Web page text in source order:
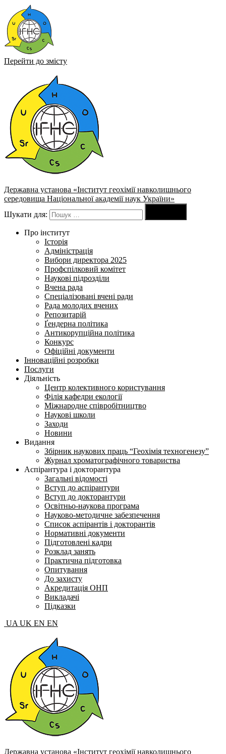
Перейти до змісту
Державна установа «Інститут геохімії навколишнього
середовища Національної академії наук України»
Шукати для:
Про інститут
Історія
Адміністрація
Вибори директора 2025
Профспілковий комітет
Наукові підрозділи
Вчена рада
Спеціалізовані вчені ради
Рада молодих вчених
Репозитарій
Ґендерна політика
Антикорупційна політика
Конкурс
Офіційні документи
Інноваційні розробки
Послуги
Діяльність
Центр колективного користування
Філія кафедри екології
Міжнародне співробітництво
Наукові школи
Заходи
Новини
Видання
Збірник наукових праць “Геохімія техногенезу”
Журнал хроматографічного товариства
Аспірантура і докторантура
Загальні відомості
Вступ до аспірантури
Вступ до докторантури
Освітньо-наукова програма
Науково-методичне забезпечення
Список аспірантів і докторантів
Нормативні документи
Підготовлені кадри
Розклад занять
Практична підготовка
Опитування
До захисту
Акредитація ОНП
Викладачі
Підказки
UA UK EN EN
Державна установа «Інститут геохімії навколишнього